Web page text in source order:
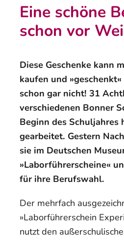
Eine schöne
schon vor
Diese Geschenke kann
kaufen und
schon gar nicht! 31
verschiedenen Bonner
Beginn des Schuljahres
gearbeitet. Gestern
sie im Deutschen
»Laborführerscheine«
für ihre Berufswahl.
Der mehrfach
»Laborführerschein
nutzt den